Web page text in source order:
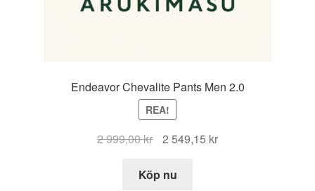
Endeavor Chevalite Pants Men 2.0
REA!
2 999,00kr
Det
priset
2 549,15 krDet
Köp nu